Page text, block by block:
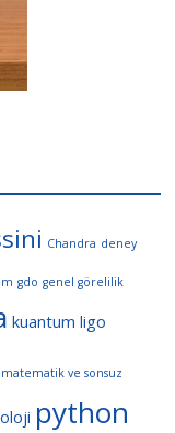
Chandra deney
gdo genel görelilik
kuantum ligo
matematik ve sonsuz
python